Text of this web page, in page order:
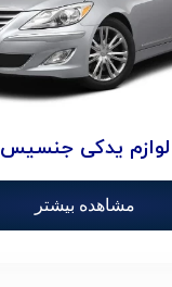
لوازم یدکی جنسیس
مشاهده بیشتر